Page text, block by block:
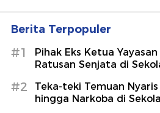
Berita Terpopuler
#1
Pihak Eks Ketua
Ratusan Senjata di
#2
Teka-teki Temuan
hingga Narkoba di